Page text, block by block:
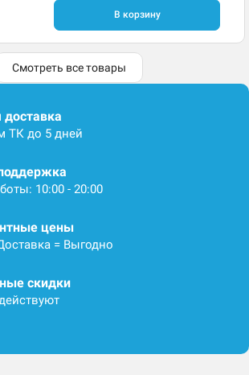
В корзину
Смотреть все товары
ТК до 5 дней
10:00 - 20:00
цены
= Выгодно
скидки